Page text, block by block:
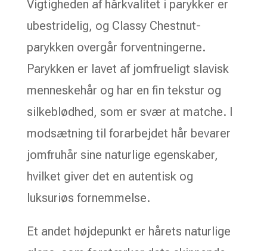
Vigtigheden af hårkvalitet i parykker er
ubestridelig, og Classy Chestnut-
parykken overgår forventningerne.
Parykken er lavet af jomfrueligt slavisk
menneskehår og har en fin tekstur og
silkeblødhed, som er svær at matche. I
modsætning til forarbejdet hår bevarer
jomfruhår sine naturlige egenskaber,
hvilket giver det en autentisk og
luksuriøs fornemmelse.
Et andet højdepunkt er hårets naturlige